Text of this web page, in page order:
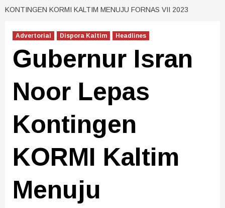
KONTINGEN KORMI KALTIM MENUJU FORNAS VII 2023
Advertorial Dispora Kaltim Headlines
Gubernur Isran
Noor Lepas
Kontingen
KORMI Kaltim
Menuju